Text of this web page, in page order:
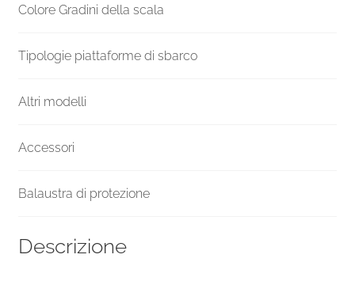
Colore Gradini della scala
Tipologie piattaforme di sbarco
Altri modelli
Accessori
Balaustra di protezione
Descrizione